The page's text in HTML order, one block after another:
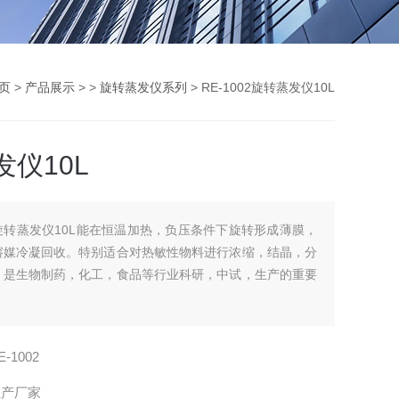
> 产品展示 > > 旋转蒸发仪系列 > RE-1002旋转蒸发仪10L
仪10L
转蒸发仪10L能在恒温加热，负压条件下旋转形成薄膜，
冷凝回收。特别适合对热敏性物料进行浓缩，结晶，分
生物制药，化工，食品等行业科研，中试，生产的重要
1002
厂家